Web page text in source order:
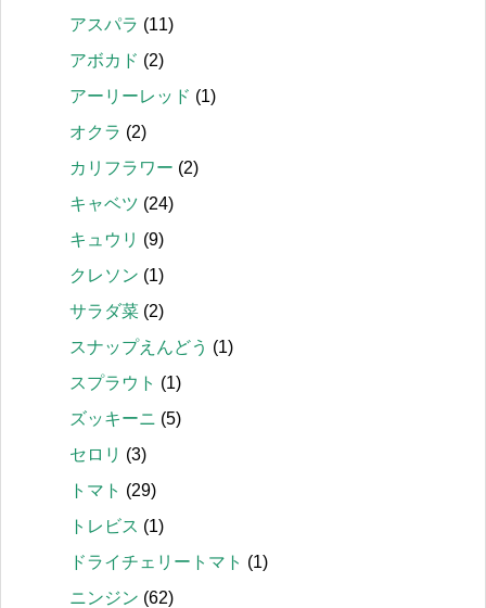
アスパラ (11)
アボカド (2)
アーリーレッド (1)
オクラ (2)
カリフラワー (2)
キャベツ (24)
キュウリ (9)
クレソン (1)
サラダ菜 (2)
スナップえんどう (1)
スプラウト (1)
ズッキーニ (5)
セロリ (3)
トマト (29)
トレビス (1)
ドライチェリートマト (1)
ニンジン (62)